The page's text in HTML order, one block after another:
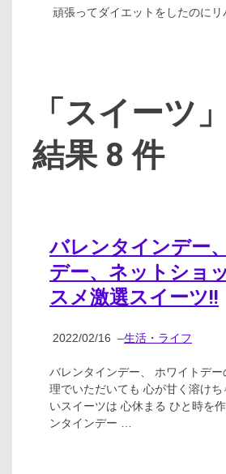
頑張ってダイエットをしたのに
「スイーツ
結果 8 件
バレンタインデー
デー、ネットショ
スメ激選スイーツ!!
2022/02/16 –生活・ライフ
バレンタインデー、 ホワイトデ
理でいただいても 心が甘く溶け
いスイーツは 心休まる ひと時
ンタインデー …